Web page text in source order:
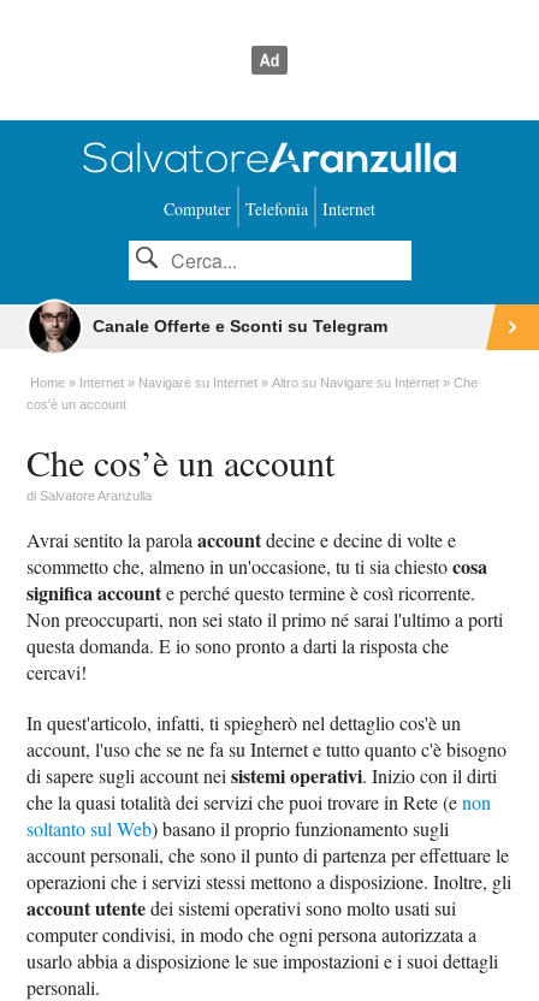
Computer Telefonia Internet
Canale Offerte e Sconti su Telegram
Home Internet Navigare su Internet Altro su Navigare su Internet
Che
cos'è un account
Che cos’è un account
diSalvatore Aranzulla
Avrai sentito la parolaaccountdecine e decine di volte e
scommetto che, almeno in un'occasione, tu ti sia chiestocosa
significa accounte perché questo termine è così ricorrente.
Non preoccuparti, non sei stato il primo né sarai l'ultimo a porti
questa domanda. E io sono pronto a darti la risposta che
cercavi!
In quest'articolo, infatti, ti spiegherò nel dettaglio cos'è un
account, l'uso che se ne fa su Internet e tutto quanto c'è bisogno
di sapere sugli account neisistemi operativi. Inizio con il dirti
che la quasi totalità dei servizi che puoi trovare in Rete (enon
soltanto sul Web) basano il proprio funzionamento sugli
account personali, che sono il punto di partenza per effettuare le
operazioni che i servizi stessi mettono a disposizione. Inoltre, gli
account utentedei sistemi operativi sono molto usati sui
computer condivisi, in modo che ogni persona autorizzata a
usarlo abbia a disposizione le sue impostazioni e i suoi dettagli
personali.